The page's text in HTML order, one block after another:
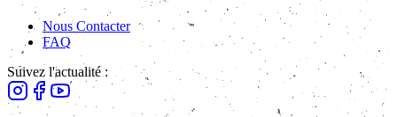
Nous Contacter
FAQ
Suivez l'actualité :